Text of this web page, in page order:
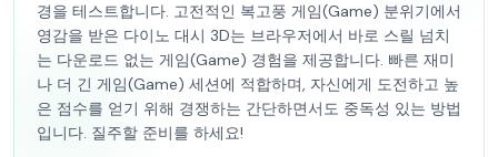
경을 테스트합니다. 고전적인 복고풍 게임(Game) 분위기에서
영감을 받은 다이노 대시 3D는 브라우저에서 바로 스릴 넘치
는 다운로드 없는 게임(Game) 경험을 제공합니다. 빠른 재미
나 더 긴 게임(Game) 세션에 적합하며, 자신에게 도전하고 높
은 점수를 얻기 위해 경쟁하는 간단하면서도 중독성 있는 방법
입니다. 질주할 준비를 하세요!